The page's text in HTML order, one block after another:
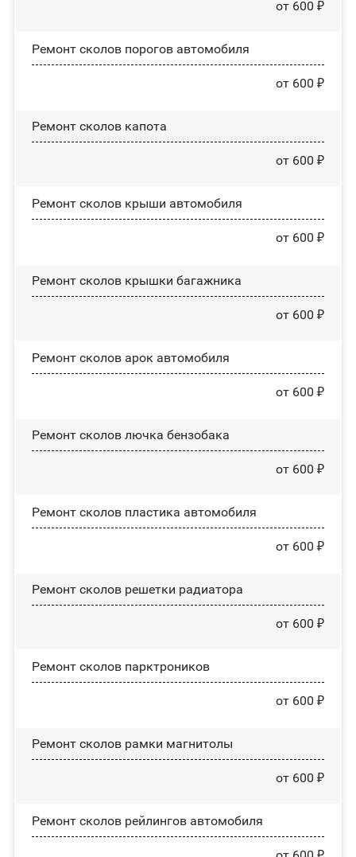
от 600 ₽
Ремонт сколов порогов автомобиля
от 600 ₽
Ремонт сколов капота
от 600 ₽
Ремонт сколов крыши автомобиля
от 600 ₽
Ремонт сколов крышки багажника
от 600 ₽
Ремонт сколов арок автомобиля
от 600 ₽
Ремонт сколов лючка бензобака
от 600 ₽
Ремонт сколов пластика автомобиля
от 600 ₽
Ремонт сколов решетки радиатора
от 600 ₽
Ремонт сколов парктроников
от 600 ₽
Ремонт сколов рамки магнитолы
от 600 ₽
Ремонт сколов рейлингов автомобиля